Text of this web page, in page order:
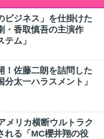
ビジネス」を仕掛けた
・香取慎吾の主演作
テム」
！佐藤二朗を詰問した
太一ハラスメント」
メリカ横断ウルトラク
れる「MC櫻井翔の役